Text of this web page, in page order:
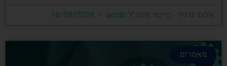
אלעד גרגיר - מייסד ומנכ"ל arcdb
מאמרים